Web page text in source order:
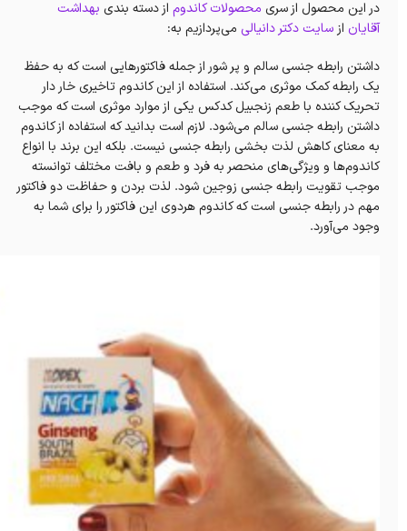
در این محصول از سری محصولات کاندوم از دسته بندی بهداشت
آقایان از سایت دکتر دانیالی می‌پردازیم به:
داشتن رابطه جنسی سالم و پر شور از جمله فاکتورهایی است که به حفظ
یک رابطه کمک موثری می‌کند. استفاده از این کاندوم تاخیری خار دار
تحریک کننده با طعم زنجبیل کدکس یکی از موارد موثری است که موجب
داشتن رابطه جنسی سالم می‌شود. لازم است بدانید که استفاده از کاندوم
به معنای کاهش لذت بخشی رابطه جنسی نیست. بلکه این برند با انواع
کاندوم‌ها و ویژگی‌های منحصر به فرد و طعم و بافت مختلف توانسته
موجب تقویت رابطه جنسی زوجین شود. لذت بردن و حفاظت دو فاکتور
مهم در رابطه جنسی است که کاندوم هردوی این فاکتور را برای شما به
وجود می‌آورد.